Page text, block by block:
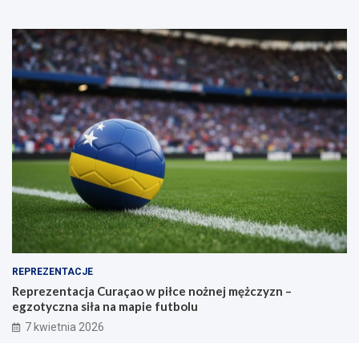
REPREZENTACJE
Reprezentacja Curaçao w piłce nożnej mężczyzn –
egzotyczna siła na mapie futbolu
7 kwietnia 2026